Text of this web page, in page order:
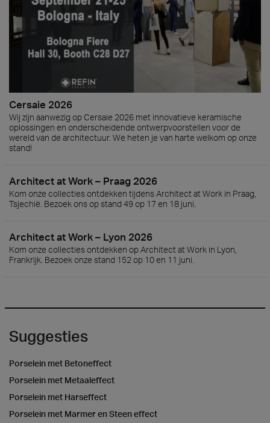
Cersaie 2026
Wij zijn aanwezig op Cersaie 2026 met innovatieve keramische
oplossingen en onderscheidende ontwerpvoorstellen voor de
wereld van de architectuur. We heten je van harte welkom op onze
stand!
Architect at Work – Praag 2026
Kom onze collecties ontdekken tijdens Architect at Work in Praag,
Tsjechië. Bezoek ons op stand 49 op 17 en 18 juni.
Architect at Work – Lyon 2026
Kom onze collecties ontdekken op Architect at Work in Lyon,
Frankrijk. Bezoek onze stand 152 op 10 en 11 juni.
Suggesties
Porselein met Betoneffect
Porselein met Metaaleffect
Porselein met Harseffect
Porselein met Marmer en Steen effect